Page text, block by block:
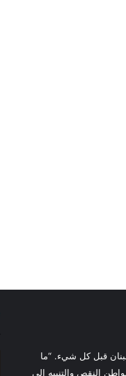
قبل كل شيء. “ما
النقص والتنبيه إلى